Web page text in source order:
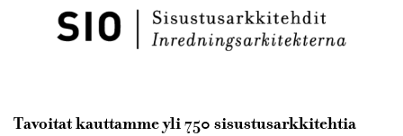
Tavoitat kauttamme yli 750 sisustusarkkitehtia